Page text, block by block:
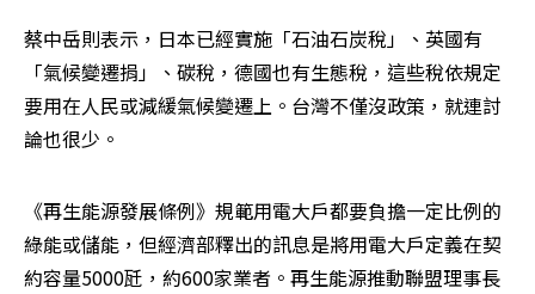
蔡中岳則表示，日本已經實施「石油石炭稅」、英國有
「氣候變遷捐」、碳稅，德國也有生態稅，這些稅依規定
要用在人民或減緩氣候變遷上。台灣不僅沒政策，就連討
論也很少。
《再生能源發展條例》規範用電大戶都要負擔一定比例的
綠能或儲能，但經濟部釋出的訊息是將用電大戶定義在契
約容量5000瓩，約600家業者。再生能源推動聯盟理事長